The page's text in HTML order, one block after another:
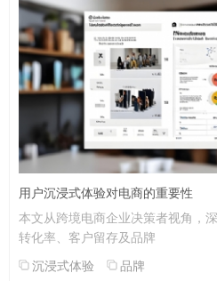
用户沉浸式体验对电商的重要性
本文从跨境电商企业决策者视角，
转化率、客户留存及品牌
沉浸式体验
品牌